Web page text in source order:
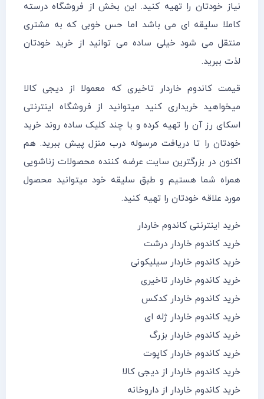
نیاز خودتان را تهیه کنید. این بخش از فروشگاه درسته
کاملا سلیقه ای می باشد اما حس خوبی که به مشتری
منتقل می شود خیلی ساده می توانید از خرید خودتان
لذت ببرید.
قیمت کاندوم خاردار تاخیری که معمولا از دیجی کالا
میخواهید خریداری کنید میتوانید از فروشگاه اینترنتی
اسکای رز آن را تهیه کرده و با چند کلیک ساده روند خرید
خودتان را تا دریافت مرسوله درب منزل پیش ببرید. هم
اکنون در بزرگترین سایت عرضه کننده محصولات زناشویی
همراه شما هستیم و طبق سلیقه خود میتوانید محصول
مورد علاقه خودتان را تهیه کنید.
خرید اینترنتی کاندوم خاردار
خرید کاندوم خاردار درشت
خرید کاندوم خاردار سیلیکونی
خرید کاندوم خاردار تاخیری
خرید کاندوم خاردار کدکس
خرید کاندوم خاردار ژله ای
خرید کاندوم خاردار بزرگ
خرید کاندوم خاردار کاپوت
خرید کاندوم خاردار از دیجی کالا
خرید کاندوم خاردار از داروخانه